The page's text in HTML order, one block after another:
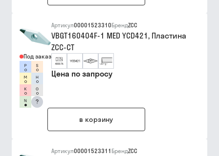
Под заказ
?
Артикул00001523310БрендZCC
VBGT160404F-1 MED YCD421, Пластина
ZCC-CT
Цена по запросу
в корзину
Артикул00001523311 БрендZCC